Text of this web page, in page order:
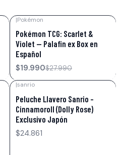
|Pokémon
Pokémon TCG: Scarlet &
Violet — Palafin ex Box en
Español
$19.990$27.990
|sanrio
Peluche Llavero Sanrio –
Cinnamoroll (Dolly Rose)
Exclusivo Japón
$24.861